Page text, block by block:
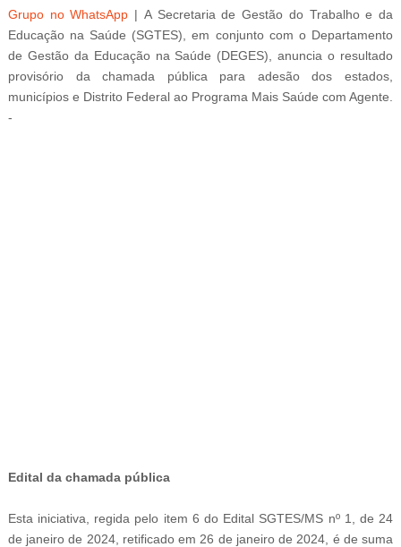
Grupo no WhatsApp | A Secretaria de Gestão do Trabalho e da
Educação na Saúde (SGTES), em conjunto com o Departamento
de Gestão da Educação na Saúde (DEGES), anuncia o resultado
provisório da chamada pública para adesão dos estados,
municípios e Distrito Federal ao Programa Mais Saúde com Agente.
-
Edital da chamada pública
Esta iniciativa, regida pelo item 6 do Edital SGTES/MS nº 1, de 24
de janeiro de 2024, retificado em 26 de janeiro de 2024, é de suma